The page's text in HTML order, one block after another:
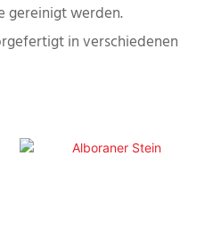
gereinigt werden.
in verschiedenen